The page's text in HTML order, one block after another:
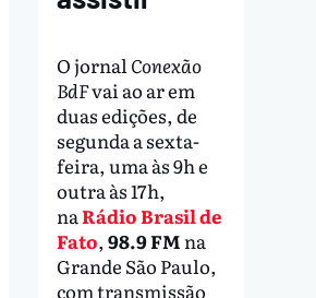
O jornalConexão
BdFvai ao ar em
duas edições, de
segunda a sexta-
feira, uma às 9h e
outra às 17h,
naRádio Brasil de
Fato, 98.9 FM na
Grande São Paulo,
com transmissão